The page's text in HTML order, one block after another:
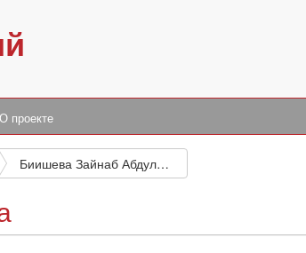
О проекте
Биишева Зайнаб Абдулловна